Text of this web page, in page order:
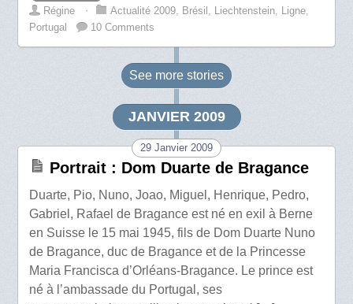
Régine ⋅ Actualité 2009 Brésil Liechtenstein Ligne
Portugal
10 Comments
See more stories
JANVIER 2009
29 Janvier 2009
Portrait : Dom Duarte de Bragance
Duarte, Pio, Nuno, Joao, Miguel, Henrique, Pedro,
Gabriel, Rafael de Bragance est né en exil à Berne
en Suisse le 15 mai 1945, fils de Dom Duarte Nuno
de Bragance, duc de Bragance et de la Princesse
Maria Francisca d’Orléans-Bragance. Le prince est
né à l’ambassade du Portugal, ses